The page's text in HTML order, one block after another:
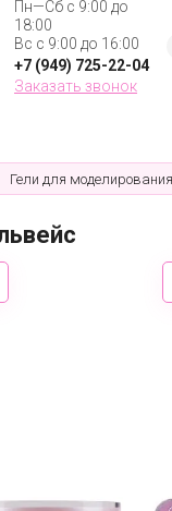
Пн—Сб с 9:00 до
18:00
Вс с 9:00 до 16:00
+7 (949) 725-22-04
Заказать звонок
Гели для